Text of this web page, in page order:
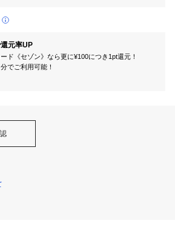
元率UP
ド《セゾン》なら更に¥100につき1pt還元！
でご利用可能！